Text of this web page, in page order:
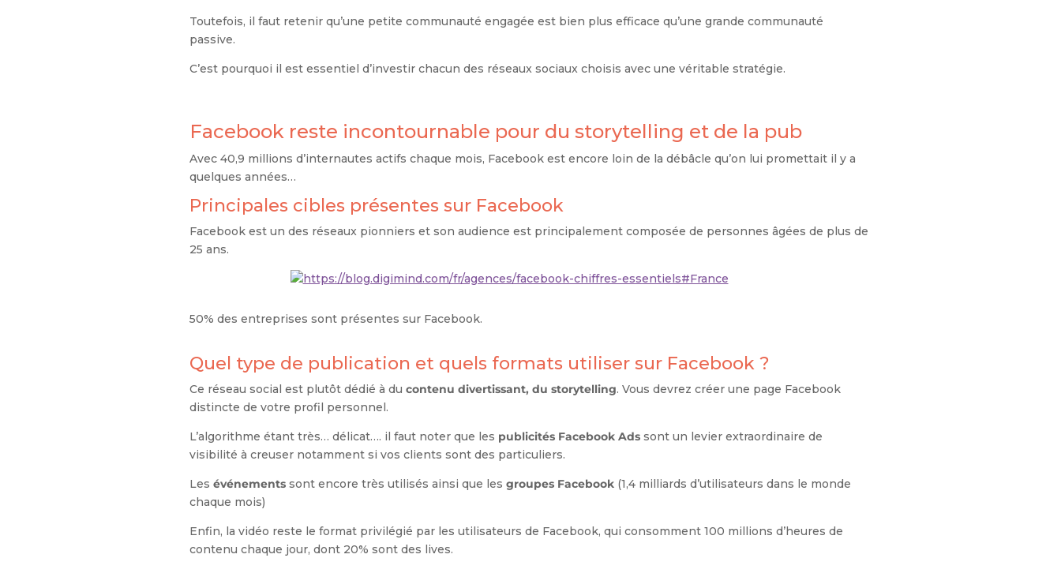
Toutefois, il faut retenir qu’une petite communauté engagée est bien plus efficace qu’une grande communauté
passive.
C’est pourquoi il est essentiel d’investir chacun des réseaux sociaux choisis avec une véritable stratégie.
Facebook reste incontournable pour du storytelling et de la pub
Avec 40,9 millions d’internautes actifs chaque mois, Facebook est encore loin de la débâcle qu’on lui promettait il y a
quelques années…
Principales cibles présentes sur Facebook
Facebook est un des réseaux pionniers et son audience est principalement composée de personnes âgées de plus de
25 ans.
50% des entreprises sont présentes sur Facebook.
Quel type de publication et quels formats utiliser sur Facebook ?
Ce réseau social est plutôt dédié à du contenu divertissant, du storytelling. Vous devrez créer une page Facebook
distincte de votre profil personnel.
L’algorithme étant très… délicat…. il faut noter que les publicités Facebook Ads sont un levier extraordinaire de
visibilité à creuser notamment si vos clients sont des particuliers.
Les événements sont encore très utilisés ainsi que les groupes Facebook (1,4 milliards d’utilisateurs dans le monde
chaque mois)
Enfin, la vidéo reste le format privilégié par les utilisateurs de Facebook, qui consomment 100 millions d’heures de
contenu chaque jour, dont 20% sont des lives.